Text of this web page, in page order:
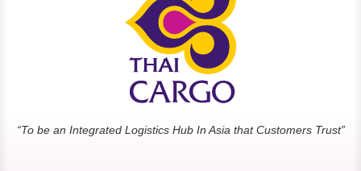
“To be an Integrated Logistics Hub In Asia that Customers Trust”